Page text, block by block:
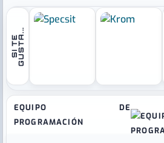
S
I
T
E
G
U
S
T
A
.
..
EQUIPO DE
PROGRAMACIÓN